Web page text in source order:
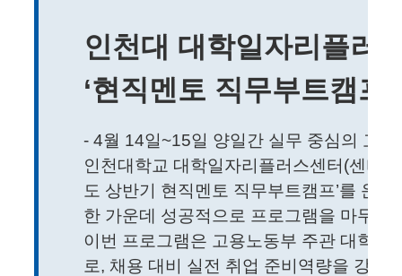
인천대 대학일자리플러
‘현직멘토 직무부트캠
- 4월 14일~15일 양일간 실무 중심의 고
인천대학교 대학일자리플러스센터(센터
도 상반기 현직멘토 직무부트캠프’를 운
한 가운데 성공적으로 프로그램을 마무리
이번 프로그램은 고용노동부 주관 대학일
로, 채용 대비 실전 취업 준비역량을 강화